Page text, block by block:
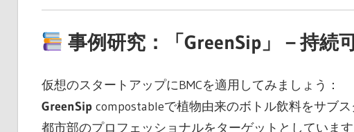
事例研究：「GreenSip」－持続
仮想のスタートアップにBMCを適用してみましょう：
GreenSipcompostableで植物由来のボトル飲料をサブ
都市部のプロフェッショナルをターゲットとしています